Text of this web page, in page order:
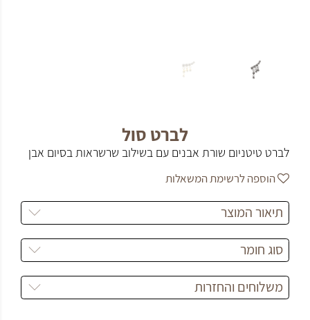
לברט סול
לברט טיטניום שורת אבנים עם בשילוב שרשראות בסיום אבן
הוספה לרשימת המשאלות
תיאור המוצר
סוג חומר
משלוחים והחזרות